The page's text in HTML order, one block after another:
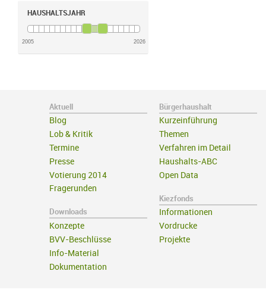
HAUSHALTSJAHR
2005 2026
Aktuell
Blog
Lob & Kritik
Termine
Presse
Votierung 2014
Fragerunden
Downloads
Konzepte
BVV-Beschlüsse
Info-Material
Dokumentation
Bürgerhaushalt
Kurzeinführung
Themen
Verfahren im Detail
Haushalts-ABC
Open Data
Kiezfonds
Informationen
Vordrucke
Projekte